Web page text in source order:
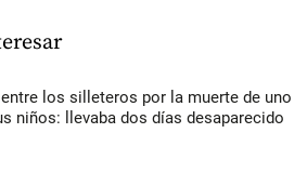
los silleteros por la muerte de uno
niños: llevaba dos días desaparecido